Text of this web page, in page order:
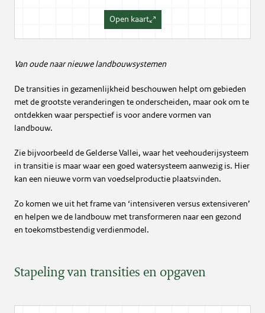
Open kaart
Van oude naar nieuwe landbouwsystemen
De transities in gezamenlijkheid beschouwen helpt om gebieden
met de grootste veranderingen te onderscheiden, maar ook om te
ontdekken waar perspectief is voor andere vormen van
landbouw.
Zie bijvoorbeeld de Gelderse Vallei, waar het veehouderijsysteem
in transitie is maar waar een goed watersysteem aanwezig is. Hier
kan een nieuwe vorm van voedselproductie plaatsvinden.
Zo komen we uit het frame van ‘intensiveren versus extensiveren’
en helpen we de landbouw met transformeren naar een gezond
en toekomstbestendig verdienmodel.
Stapeling van transities en opgaven